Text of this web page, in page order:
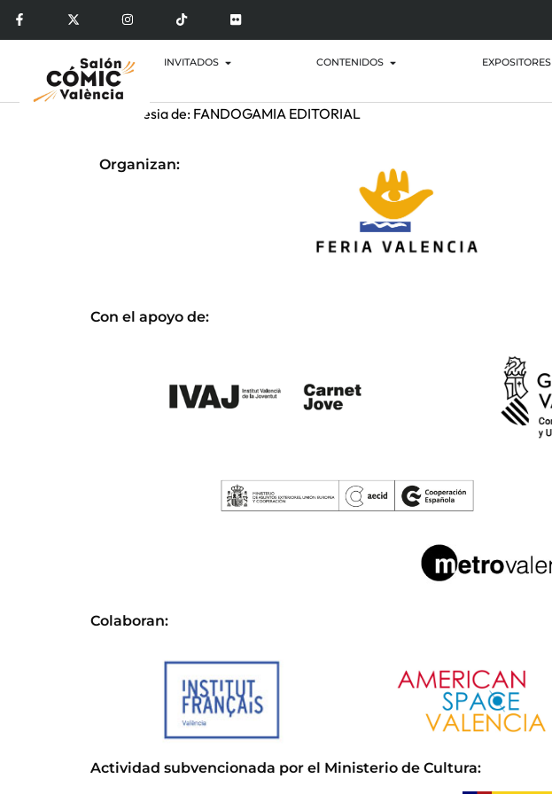
INVITADOS CONTENIDOS EXPOSITORES
Por cortesia de: FANDOGAMIA EDITORIAL
Organizan:
Con el apoyo de:
Colaboran:
Actividad subvencionada por el Ministerio de Cultura: